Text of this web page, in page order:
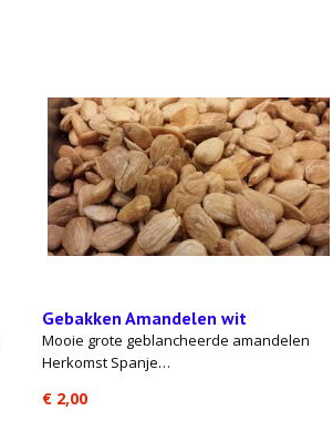
Gebakken Amandelen wit
Mooie grote geblancheerde amandelen
Herkomst Spanje…
€ 2,00